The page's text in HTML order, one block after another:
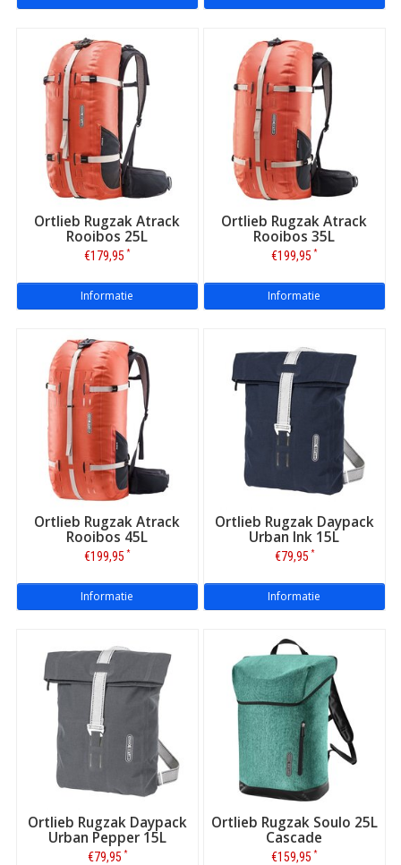
Ortlieb Rugzak Atrack
Rooibos 25L
€179,95 *
Informatie
Ortlieb Rugzak Atrack
Rooibos 35L
€199,95 *
Informatie
Ortlieb Rugzak Atrack
Rooibos 45L
€199,95 *
Informatie
Ortlieb Rugzak Daypack
Urban Ink 15L
€79,95 *
Informatie
Ortlieb Rugzak Daypack
Urban Pepper 15L
€79,95 *
Ortlieb Rugzak Soulo 25L
Cascade
€159,95 *